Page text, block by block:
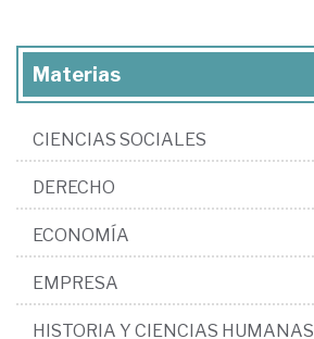
Materias
CIENCIAS SOCIALES
DERECHO
ECONOMÍA
EMPRESA
HISTORIA Y CIENCIAS HUMANAS